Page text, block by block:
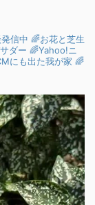
信中 🌈お花と芝生
ダー 🌈Yahoo!ニ
にも出た我が家 🌈